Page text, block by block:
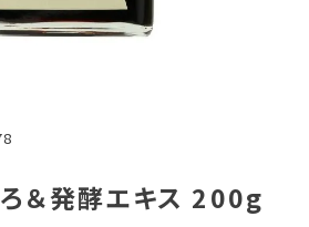
＆発酵エキス 200g